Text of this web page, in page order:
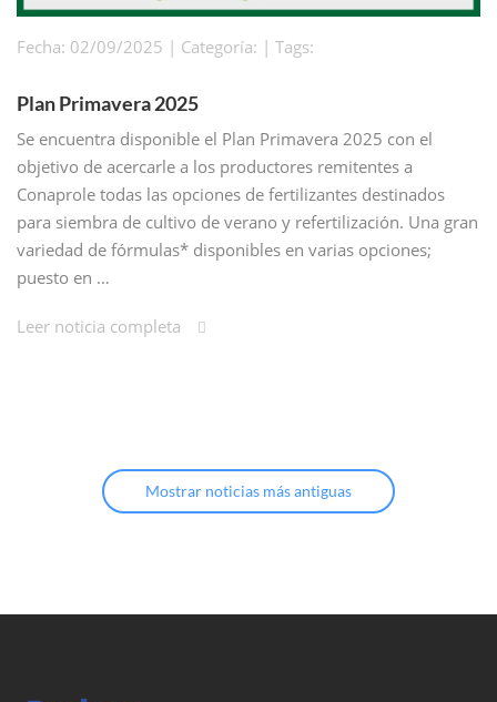
Fecha: 02/09/2025 | Categoría: | Tags:
Plan Primavera 2025
Se encuentra disponible el Plan Primavera 2025 con el
objetivo de acercarle a los productores remitentes a
Conaprole todas las opciones de fertilizantes destinados
para siembra de cultivo de verano y refertilización. Una gran
variedad de fórmulas* disponibles en varias opciones;
puesto en …
Leer noticia completa
Mostrar noticias más antiguas